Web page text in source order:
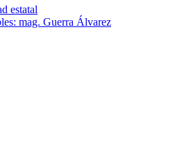
estatal
mag. Guerra Álvarez